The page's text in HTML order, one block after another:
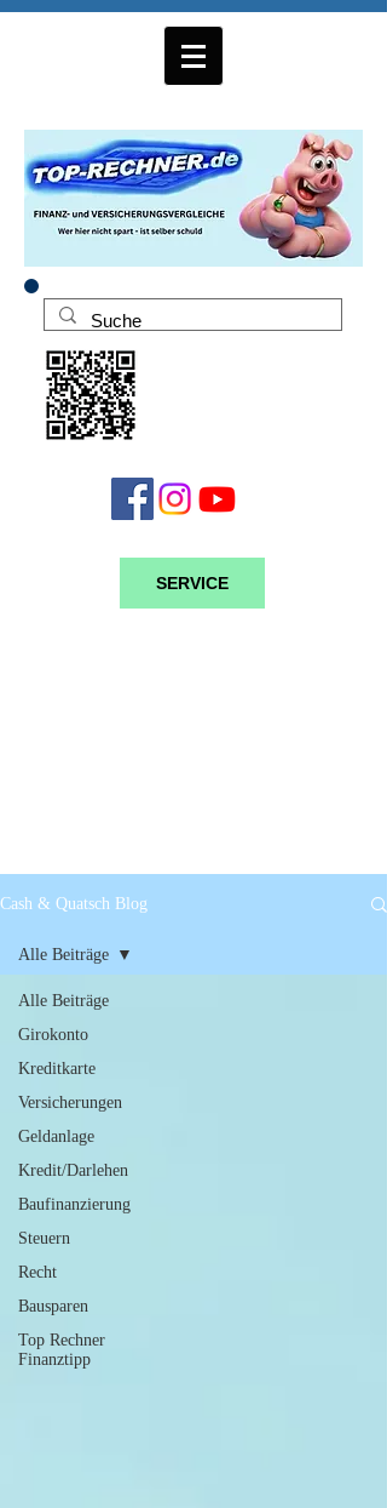
SERVICE
Cash & Quatsch Blog
Alle Beiträge
Girokonto
Kreditkarte
Versicherungen
Geldanlage
Kredit/Darlehen
Baufinanzierung
Steuern
Recht
Bausparen
Top Rechner
Finanztipp
Alle Beiträge